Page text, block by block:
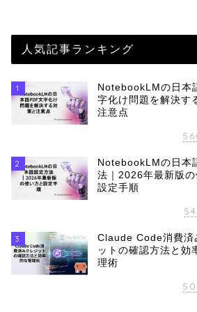
人気記事ランキング
1
NotebookLMの日本
字化け問題を解決す
注意点
2
NotebookLMの日本
法｜2026年最新版の
設定手順
3
Claude Code消費済
ットの確認方法と効
理術